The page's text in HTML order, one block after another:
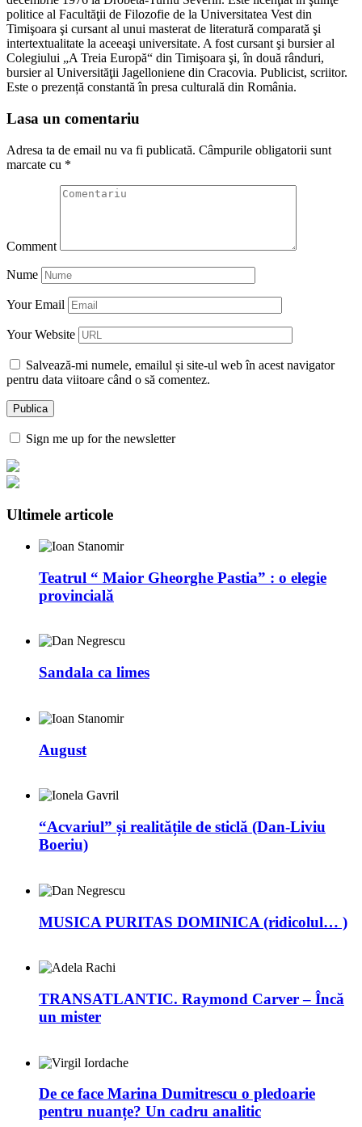
politice al Facultăţii de Filozofie de la Universitatea Vest din
Timişoara şi cursant al unui masterat de literatură comparată şi
intertextualitate la aceeaşi universitate. A fost cursant şi bursier al
Colegiului „A Treia Europă“ din Timişoara şi, în două rânduri,
bursier al Universităţii Jagelloniene din Cracovia. Publicist, scriitor.
Este o prezență constantă în presa culturală din România.
Lasa un comentariu
Adresa ta de email nu va fi publicată. Câmpurile obligatorii sunt
marcate cu *
Comment
Nume
Your Email
Your Website
Salvează-mi numele, emailul și site-ul web în acest navigator
pentru data viitoare când o să comentez.
Sign me up for the newsletter
Ultimele articole
Teatrul “ Maior Gheorghe Pastia” : o elegie
provincială
Sandala ca limes
August
“Acvariul” și realitățile de sticlă (Dan-Liviu
Boeriu)
MUSICA PURITAS DOMINICA (ridicolul… )
TRANSATLANTIC. Raymond Carver – Încă
un mister
De ce face Marina Dumitrescu o pledoarie
pentru nuanțe? Un cadru analitic